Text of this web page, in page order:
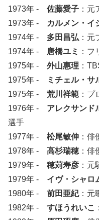
1973年 - 佐藤愛子 ：元
1973年 - カルメン・イ
1974年 - 多田昌弘 ：
1974年 - 唐橋ユミ
：
1975年 - 外山惠理 ：
1975年 -
ミチェル・サ
1975年 - 荒川祥範 ：
1976年 - アレクサンド
選手
1977年 - 松尾敏伸 ：俳
1978年 - 高杉瑞穂：俳
1979年 - 穂苅寿彦 ：元
1979年 - イヴ・シャロ
1980年 - 前田亜紀：元
1982年 - すほうれいこ